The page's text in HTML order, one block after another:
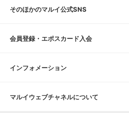
そのほかのマルイ公式SNS
会員登録・エポスカード入会
インフォメーション
マルイウェブチャネルについて